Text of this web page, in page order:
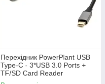
Перехідник PowerPlant USB
Type-C - 3*USB 3.0 Ports +
TF/SD Card Reader